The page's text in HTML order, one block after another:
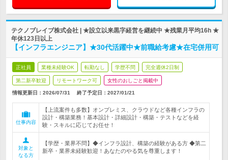
テクノブレイブ株式会社 | ★設立以来黒字経営を継続中 ★残業月平均16h ★
年休123日以上
【インフラエンジニア】★30代活躍中★前職給考慮★在宅併用可
正社員 業種未経験OK 転勤なし 学歴不問 完全週休2日制
第二新卒歓迎 リモートワーク可 女性のおしごと掲載中
情報更新日：2026/07/31 終了予定日： 2027/01/21
仕事内容
【上流案件も多数】オンプレミス、クラウドなど各種インフラの
設計・構築業務！基本設計・詳細設計・構築・テストなどを経
験・スキルに応じてお任せ！
対象と
なる方
【学歴・業界不問】◆インフラ設計、構築の経験がある方 ◆第二
新卒・業界未経験歓迎！あなたのやる気を尊重します！